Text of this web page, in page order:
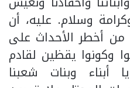
وسلام. عليه، أن
من أخطر الأحداث على
وكونوا يقظين لقادم
أبناء وبنات شعبنا